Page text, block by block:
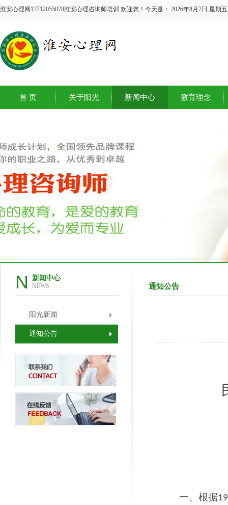
淮安心理网17712055078淮安心理咨询师培训 欢迎您！今天是： 2026年8月7日 星期五
首 页 关于阳光 新闻中心 教育理念
N 新闻中心
NEWS
阳光新闻
通知公告
通知公告
一、根据